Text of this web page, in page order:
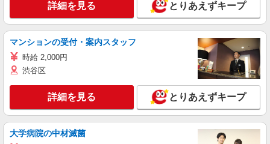
詳細を見る とりあえずキープ
マンションの受付・案内スタッフ
時給 2,000円
渋谷区
詳細を見る とりあえずキープ
大学病院の中材滅菌